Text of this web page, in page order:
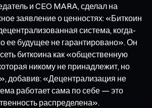
и CEO MARA, сделал на
заявление о ценностях: «Биткоин
система, когда-
ее будущее не гарантировано». Он
биткоина как «общественную
никому не принадлежит, но
добавив: «Децентрализация не
работает сама по себе — это
распределена».